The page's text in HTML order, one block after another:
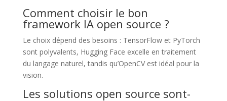
Comment choisir le bon
framework IA open source ?
Le choix dépend des besoins : TensorFlow et PyTorch
sont polyvalents, Hugging Face excelle en traitement
du langage naturel, tandis qu’OpenCV est idéal pour la
vision.
Les solutions open source sont-